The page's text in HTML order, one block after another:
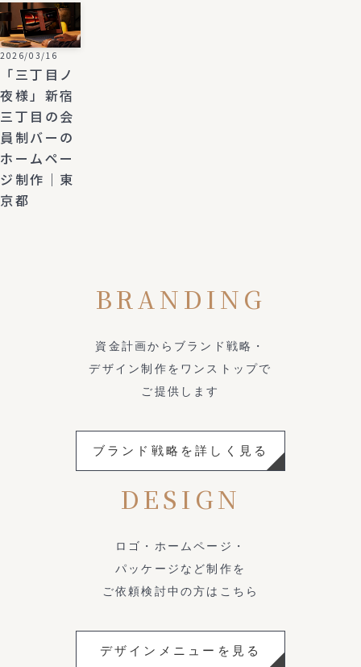
2026/03/16
「三丁目ノ
夜様」新宿
三丁目の会
員制バーの
ホームペー
ジ制作｜東
京都
BRANDING
資金計画からブランド戦略・
デザイン制作をワンストップで
ご提供します
ブランド戦略を詳しく見る
DESIGN
ロゴ・ホームページ・
パッケージなど制作を
ご依頼検討中の方はこちら
デザインメニューを見る